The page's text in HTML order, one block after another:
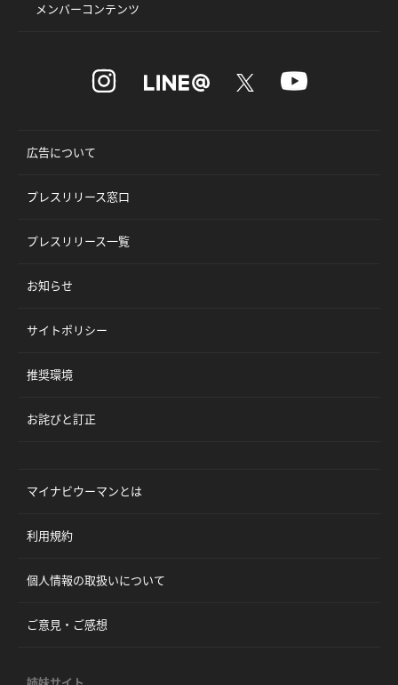
メンバーコンテンツ
広告について
プレスリリース窓口
プレスリリース一覧
お知らせ
サイトポリシー
推奨環境
お詫びと訂正
マイナビウーマンとは
利用規約
個人情報の取扱いについて
ご意見・ご感想